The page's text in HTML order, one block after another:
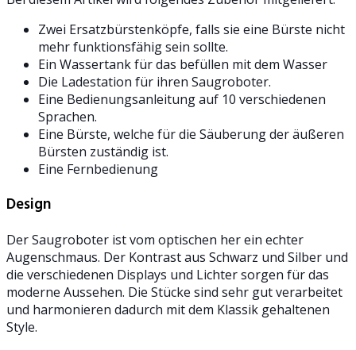
Zwei Ersatzbürstenköpfe, falls sie eine Bürste nicht
mehr funktionsfähig sein sollte.
Ein Wassertank für das befüllen mit dem Wasser
Die Ladestation für ihren Saugroboter.
Eine Bedienungsanleitung auf 10 verschiedenen
Sprachen.
Eine Bürste, welche für die Säuberung der äußeren
Bürsten zuständig ist.
Eine Fernbedienung
Design
Der Saugroboter ist vom optischen her ein echter
Augenschmaus. Der Kontrast aus Schwarz und Silber und
die verschiedenen Displays und Lichter sorgen für das
moderne Aussehen. Die Stücke sind sehr gut verarbeitet
und harmonieren dadurch mit dem Klassik gehaltenen
Style.